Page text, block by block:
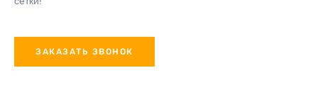
ЗАКАЗАТЬ ЗВОНОК